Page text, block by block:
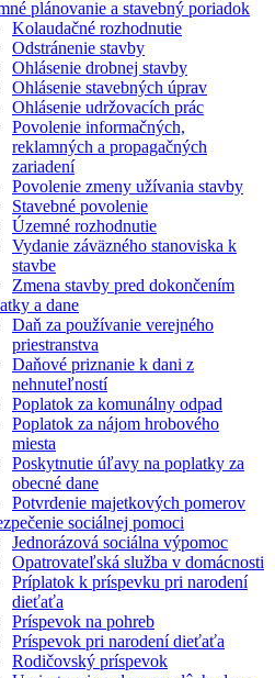
plánovanie a stavebný poriadok
Kolaudačné rozhodnutie
Odstránenie stavby
Ohlásenie drobnej stavby
Ohlásenie stavebných úprav
Ohlásenie udržovacích prác
Povolenie informačných,
reklamných a propagačných
zariadení
Povolenie zmeny užívania stavby
Stavebné povolenie
Územné rozhodnutie
Vydanie záväzného stanoviska k
stavbe
Zmena stavby pred dokončením
a dane
Daň za používanie verejného
priestranstva
Daňové priznanie k dani z
nehnuteľností
Poplatok za komunálny odpad
Poplatok za nájom hrobového
miesta
Poskytnutie úľavy na poplatky za
obecné dane
Potvrdenie majetkových pomerov
sociálnej pomoci
Jednorázová sociálna výpomoc
Opatrovateľská služba v domácnosti
Príplatok k príspevku pri narodení
dieťaťa
Príspevok na pohreb
Príspevok pri narodení dieťaťa
Rodičovský príspevok